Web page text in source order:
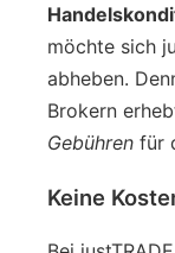
möchte sich
abheben.
Brokern
Gebühren für
Keine